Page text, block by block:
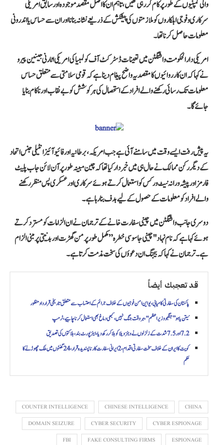
والی کمپنیوں کے طور پر کام کر رہی تھیں، تاہم ان کا اصل مقصد موجودہ اور سابق امریکی
سرکاری و فوجی اہلکاروں کو ملازمتوں کی پیشکش کے ذریعے نشانہ بنانا اور ان سے حساس یا اندرونی
معلومات حاصل کرنا تھا۔
امریکی دارالحکومت واشنگٹن میں تعینات ڈسٹرکٹ آف کولمبیا کی امریکی اٹارنی جینین پیرو
نے کہا کہ ان کارروائیوں کا مقصد یہ واضح پیغام دینا ہے کہ قومی سلامتی سے متعلق حساس
معلومات تک رسائی رکھنے والے افراد کے استحصال کی ہر کوشش کو بے نقاب اور ناکام بنایا
جائے گا۔
یہ پیش رفت ایسے وقت میں سامنے آئی ہے جب امریکہ، برطانیہ اور فائیو آئیز انٹیلی جنس اتحاد
کے دیگر رکن ممالک نے حال ہی میں خبردار کیا تھا کہ چین مبینہ طور پر آن لائن جاب پلیٹ
فارمز اور پیشہ ورانہ نیٹ ورکس کو استعمال کرتے ہوئے سرکاری اور عسکری پس منظر رکھنے
والے افراد کو معلومات کے حصول کے لیے ہدف بنا رہا ہے۔
دوسری جانب واشنگٹن میں چینی سفارت خانے کے ترجمان نے ان الزامات کو مسترد کرتے
ہوئے کہا ہے کہ نام نہاد "چینی جاسوسی خطرہ” مکمل طور پر من گھڑت اور بدنیتی پر مبنی الزام
ہے۔ ترجمان نے کہا کہ بیجنگ ان دعوؤں کی سخت مذمت کرتا ہے۔
قد تعجبك أيضاً
پاکستان کی سفارتی کامیابی، یو این امن فوجیوں کے خلاف جرائم کے احتساب سے متعلق تاریخی قرارداد منظور
نیتن یاہو ’’جنگجو وزیراعظم‘‘، ہر وقت جنگ نہیں، کبھی دماغ بھی استعمال کرنا چاہیے، ٹرمپ
7.2 اور 7.5 شدت کے زلزلوں نے وینزویلا کو ہلا کر رکھ دیا، ایئرپورٹ بند، ہلاکتوں کی تصدیق
کویت کا ایران کے خلاف سخت سفارتی اقدام، 2 ایرانی سفارت کار ناپسندیدہ قرار، 24 گھنٹوں میں ملک چھوڑنے کا
حکم
CHINA
CHINESE INTELLIGENCE
COUNTER INTELLIGENCE
CYBER ESPIONAGE
CYBER SECURITY
DOMAIN SEIZURE
ESPIONAGE
FAKE CONSULTING FIRMS
FBI